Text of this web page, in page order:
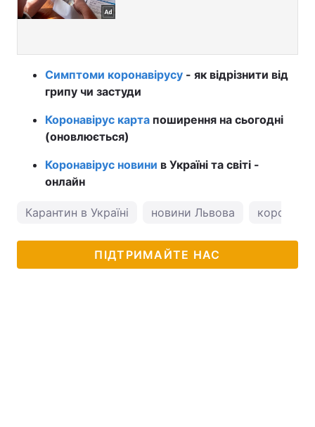
Симптоми коронавірусу - як відрізнити від
грипу чи застуди
Коронавірус карта поширення на сьогодні
(оновлюється)
Коронавірус новини в Україні та світі -
онлайн
Карантин в Україні новини Львова
ПІДТРИМАЙТЕ НАС